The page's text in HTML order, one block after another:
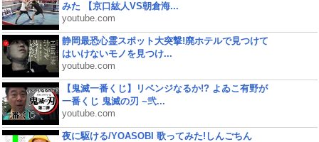
みた 【京口紘人VS朝倉海...
youtube.com
静岡最恐心霊スポット大突撃!廃ホテルで見つけて
はいけないモノを見つけ...
youtube.com
【鬼滅一番くじ】リベンジなるか!? よゐこ有野が
一番くじ 鬼滅の刃 ~弐...
youtube.com
夜に駆ける/YOASOBI 歌ってみた!しんごちん